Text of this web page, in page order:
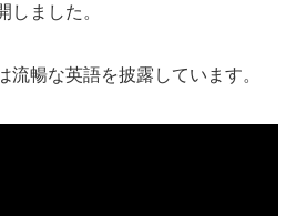
しました。
流暢な英語を披露しています。